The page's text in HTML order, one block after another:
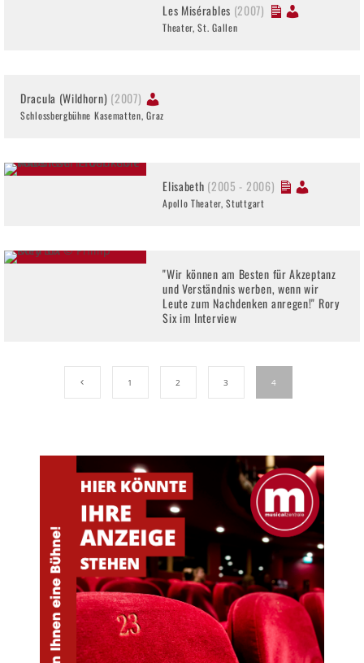
Les Misérables (2007)
Theater, St. Gallen
Dracula (Wildhorn) (2007)
Schlossbergbühne Kasematten, Graz
Elisabeth (2005 - 2006)
Apollo Theater, Stuttgart
"Wir können am Besten für Akzeptanz
und Verständnis werben, wenn wir
Leute zum Nachdenken anregen!" Rory
Six im Interview
1 2 3 4